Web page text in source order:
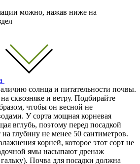
можно, нажав ниже на
солнца и питательности почвы.
сквозняке и ветру. Подбирайте
чтобы он весной не
У сорта мощная корневая
вглубь, поэтому перед посадкой
глубину не менее 50 сантиметров.
корней, которое этот сорт не
ямы насыпают дренаж
Почва для посадки должна